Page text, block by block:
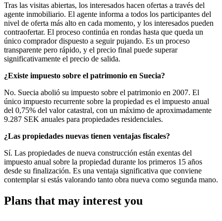
Tras las visitas abiertas, los interesados hacen ofertas a través del
agente inmobiliario. El agente informa a todos los participantes del
nivel de oferta más alto en cada momento, y los interesados pueden
contraofertar. El proceso continúa en rondas hasta que queda un
único comprador dispuesto a seguir pujando. Es un proceso
transparente pero rápido, y el precio final puede superar
significativamente el precio de salida.
¿Existe impuesto sobre el patrimonio en Suecia?
No. Suecia abolió su impuesto sobre el patrimonio en 2007. El
único impuesto recurrente sobre la propiedad es el impuesto anual
del 0,75% del valor catastral, con un máximo de aproximadamente
9.287 SEK anuales para propiedades residenciales.
¿Las propiedades nuevas tienen ventajas fiscales?
Sí. Las propiedades de nueva construcción están exentas del
impuesto anual sobre la propiedad durante los primeros 15 años
desde su finalización. Es una ventaja significativa que conviene
contemplar si estás valorando tanto obra nueva como segunda mano.
Plans that may interest you